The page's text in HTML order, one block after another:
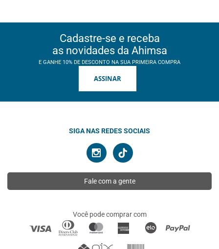
Cadastre-se e receba
as novidades da Ahimsa
E GANHE 10% DE DESCONTO NA SUA PRIMEIRA COMPRA
ASSINAR
SIGA NAS REDES SOCIAIS
Fale com a gente
Você pode comprar com